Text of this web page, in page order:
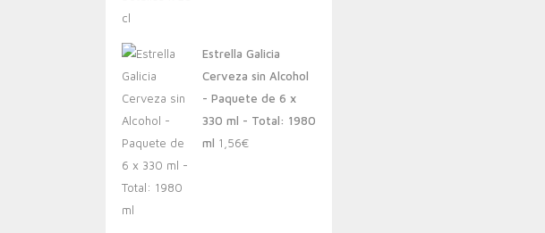
Estrella Galicia
Cerveza sin Alcohol
- Paquete de 6 x
330 ml - Total: 1980
ml 1,56€